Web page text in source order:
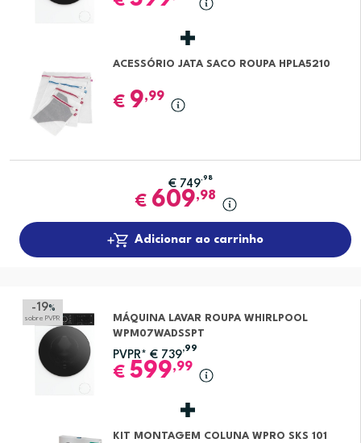
ACESSÓRIO JATA SACO ROUPA HPLA5210
€ 9,99
€ 749,98
€ 609,98
Adicionar ao carrinho
-19%
sobre PVPR
MÁQUINA LAVAR ROUPA WHIRLPOOL
WPM07WADSSPT
PVPR* € 739
,99
€ 599,99
KIT MONTAGEM COLUNA WPRO SKS 101